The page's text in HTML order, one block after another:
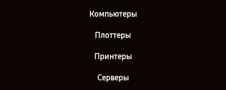
Компьютеры
Плоттеры
Принтеры
Серверы